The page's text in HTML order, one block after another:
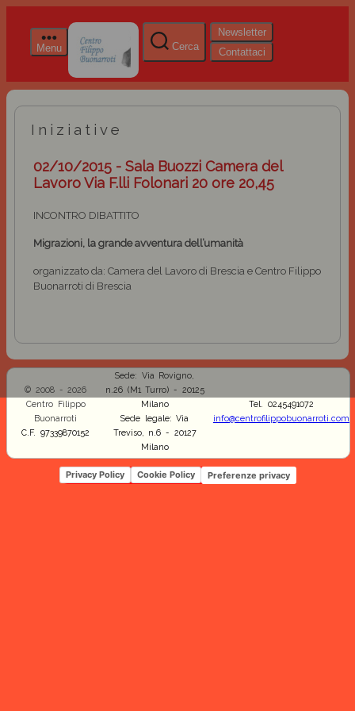
Menu Cerca
Newsletter
Contattaci
Iniziative
02/10/2015 - Sala Buozzi Camera del
Lavoro Via F.lli Folonari 20 ore 20,45
INCONTRO DIBATTITO
Migrazioni, la grande avventura dell’umanità
organizzato da: Camera del Lavoro di Brescia e Centro Filippo
Buonarroti di Brescia
© 2008 - 2026
Centro Filippo
Buonarroti
C.F. 97339870152
Sede: Via Rovigno,
n.26 (M1 Turro) - 20125
Milano
Sede legale: Via
Treviso, n.6 - 20127
Milano
Tel. 0245491072
info@centrofilippobuonarroti.com
Privacy Policy Cookie Policy Preferenze privacy